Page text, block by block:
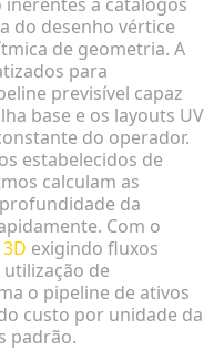
do desenho vértice
de geometria. A
para
previsível capaz
base e os layouts UV
do operador.
estabelecidos de
calculam as
da
Com o
exigindo fluxos
de
o pipeline de ativos
custo por unidade da
padrão.